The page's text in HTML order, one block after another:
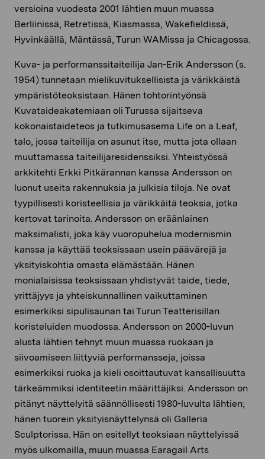
versioina vuodesta 2001 lähtien muun muassa
Berliinissä, Retretissä, Kiasmassa, Wakefieldissä,
Hyvinkäällä, Mäntässä, Turun WAMissa ja Chicagossa.
Kuva- ja performanssitaiteilija Jan-Erik Andersson (s.
1954) tunnetaan mielikuvituksellisista ja värikkäistä
ympäristöteoksistaan. Hänen tohtorintyönsä
Kuvataideakatemiaan oli Turussa sijaitseva
kokonaistaideteos ja tutkimusasema Life on a Leaf,
talo, jossa taiteilija on asunut itse, mutta jota ollaan
muuttamassa taiteilijaresidenssiksi. Yhteistyössä
arkkitehti Erkki Pitkärannan kanssa Andersson on
luonut useita rakennuksia ja julkisia tiloja. Ne ovat
tyypillisesti koristeellisia ja värikkäitä teoksia, jotka
kertovat tarinoita. Andersson on eräänlainen
maksimalisti, joka käy vuoropuhelua modernismin
kanssa ja käyttää teoksissaan usein päävärejä ja
yksityiskohtia omasta elämästään. Hänen
monialaisissa teoksissaan yhdistyvät taide, tiede,
yrittäjyys ja yhteiskunnallinen vaikuttaminen
esimerkiksi sipulisaunan tai Turun Teatterisillan
koristeluiden muodossa. Andersson on 2000-luvun
alusta lähtien tehnyt muun muassa ruokaan ja
siivoamiseen liittyviä performansseja, joissa
esimerkiksi ruoka ja kieli osoittautuvat kansallisuutta
tärkeämmiksi identiteetin määrittäjiksi. Andersson on
pitänyt näyttelyitä säännöllisesti 1980-luvulta lähtien;
hänen tuorein yksityisnäyttelynsä oli Galleria
Sculptorissa. Hän on esitellyt teoksiaan näyttelyissä
myös ulkomailla, muun muassa Earagail Arts